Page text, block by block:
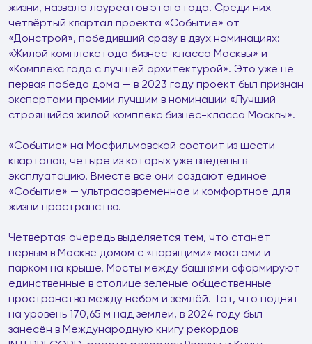
жизни, назвала лауреатов этого года. Среди них —
четвёртый квартал проекта «Событие» от
«Донстрой», победивший сразу в двух номинациях:
«Жилой комплекс года бизнес-класса Москвы» и
«Комплекс года с лучшей архитектурой». Это уже не
первая победа дома — в 2023 году проект был признан
экспертами премии лучшим в номинации «Лучший
строящийся жилой комплекс бизнес-класса Москвы».
«Событие» на Мосфильмовской состоит из шести
кварталов, четыре из которых уже введены в
эксплуатацию. Вместе все они создают единое
«Событие» — ультрасовременное и комфортное для
жизни пространство.
Четвёртая очередь выделяется тем, что станет
первым в Москве домом с «парящими» мостами и
парком на крыше. Мосты между башнями сформируют
единственные в столице зелёные общественные
пространства между небом и землёй. Тот, что поднят
на уровень 170,65 м над землёй, в 2024 году был
занесён в Международную книгу рекордов